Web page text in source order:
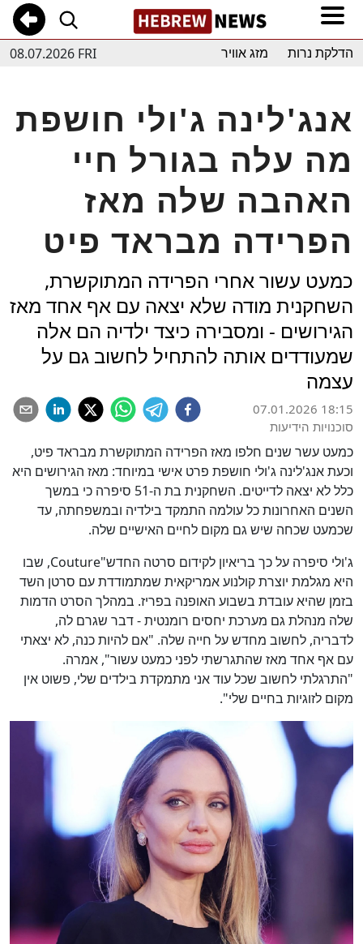
08.07.2026 FRI הדלקת נרות מזג אוויר
אנג'לינה ג'ולי חושפת
מה עלה בגורל חיי
האהבה שלה מאז
הפרידה מבראד פיט
כמעט עשור אחרי הפרידה המתוקשרת,
השחקנית מודה שלא יצאה עם אף אחד מאז
הגירושים - ומסבירה כיצד ילדיה הם אלה
שמעודדים אותה להתחיל לחשוב גם על
עצמה
07.01.2026 18:15
סוכנויות הידיעות
כמעט עשר שנים חלפו מאז הפרידה המתוקשרת מבראד פיט,
וכעת אנג'לינה ג'ולי חושפת פרט אישי במיוחד: מאז הגירושים היא
כלל לא יצאה לדייטים. השחקנית בת ה-51 סיפרה כי במשך
השנים האחרונות כל עולמה התמקד בילדיה ובמשפחתה, עד
שכמעט שכחה שיש גם מקום לחיים האישיים שלה.
ג'ולי סיפרה על כך בריאיון לקידום סרטה החדש"Couture, שבו
היא מגלמת יוצרת קולנוע אמריקאית שמתמודדת עם סרטן השד
בזמן שהיא עובדת בשבוע האופנה בפריז. במהלך הסרט הדמות
שלה מנהלת גם מערכת יחסים רומנטית - דבר שגרם לה,
לדבריה, לחשוב מחדש על חייה שלה. "אם להיות כנה, לא יצאתי
עם אף אחד מאז שהתגרשתי לפני כמעט עשור", אמרה.
"התרגלתי לחשוב שכל עוד אני מתמקדת בילדים שלי, פשוט אין
מקום לזוגיות בחיים שלי".